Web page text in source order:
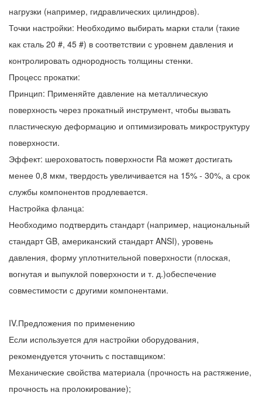
нагрузки (например, гидравлических цилиндров).
Точки настройки: Необходимо выбирать марки стали (такие
как сталь 20 #, 45 #) в соответствии с уровнем давления и
контролировать однородность толщины стенки.
Процесс прокатки:
Принцип: Применяйте давление на металлическую
поверхность через прокатный инструмент, чтобы вызвать
пластическую деформацию и оптимизировать микроструктуру
поверхности.
Эффект: шероховатость поверхности Ra может достигать
менее 0,8 мкм, твердость увеличивается на 15% - 30%, а срок
службы компонентов продлевается.
Настройка фланца:
Необходимо подтвердить стандарт (например, национальный
стандарт GB, американский стандарт ANSI), уровень
давления, форму уплотнительной поверхности (плоская,
вогнутая и выпуклой поверхности и т. д.)обеспечение
совместимости с другими компонентами.
IV.Предложения по применению
Если используется для настройки оборудования,
рекомендуется уточнить с поставщиком:
Механические свойства материала (прочность на растяжение,
прочность на пролокирование);